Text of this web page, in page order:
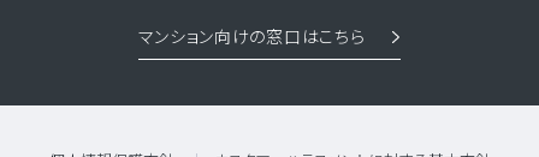
マンション向けの窓口はこちら